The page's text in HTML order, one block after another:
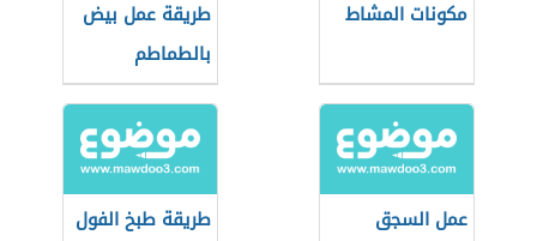
مكونات المشاط
طريقة عمل بيض
بالطماطم
عمل السجق
طريقة طبخ الفول